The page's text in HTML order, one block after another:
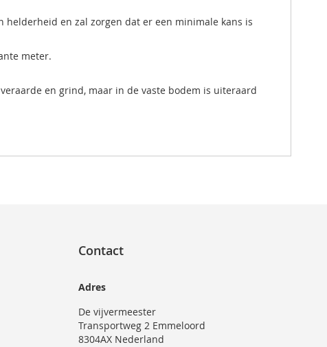
en zal zorgen dat er een minimale kans is
meter.
en grind, maar in de vaste bodem is uiteraard
Contact
Adres
De vijvermeester
Transportweg 2 Emmeloord
8304AX Nederland